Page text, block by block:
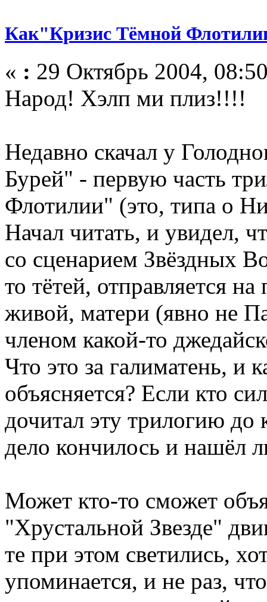
Как"Кризис Тёмной
« : 29 Октябрь 2004,
Народ! Хэлп ми плиз!!!!
Недавно скачал у
Бурей" - первую часть
Флотилии" (это, типа о
Начал читать, и увидел,
со сценарием Звёздных
то тётей, отправляется
живой, матери (явно не
членом какой-то
Что это за галиматень, и
объясняется? Если кто
дочитал эту трилогию до
дело кончилось и
Может кто-то сможет
"Хрустальной Звезде"
те при этом светились,
упоминается, и не раз,